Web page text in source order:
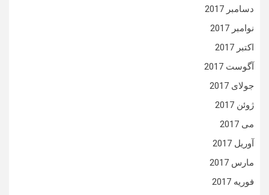
دسامبر 2017
نوامبر 2017
اکتبر 2017
آگوست 2017
جولای 2017
ژوئن 2017
می 2017
آوریل 2017
مارس 2017
فوریه 2017